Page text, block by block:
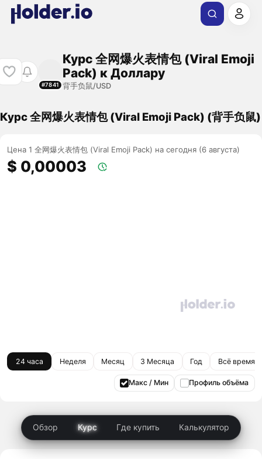
#7841
Курс 全网爆火表情包 (Viral Emoji
Pack) к Доллару
背手负鼠/USD
Курс 全网爆火表情包 (Viral Emoji Pack) (背手负鼠)
Цена 1 全网爆火表情包 (Viral Emoji Pack) на сегодня (6 августа)
$ 0,00003
24 часа Неделя Месяц 3 Месяца Год Всё время
Макс / Мин Профиль объёма
Обзор Курс Где купить Калькулятор